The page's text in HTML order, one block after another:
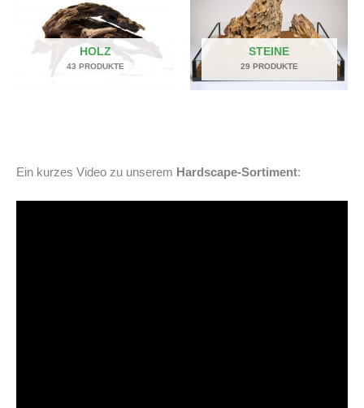
HOLZ
43 PRODUKTE
STEINE
29 PRODUKTE
Ein kurzes Video zu unserem Hardscape-Sortiment: